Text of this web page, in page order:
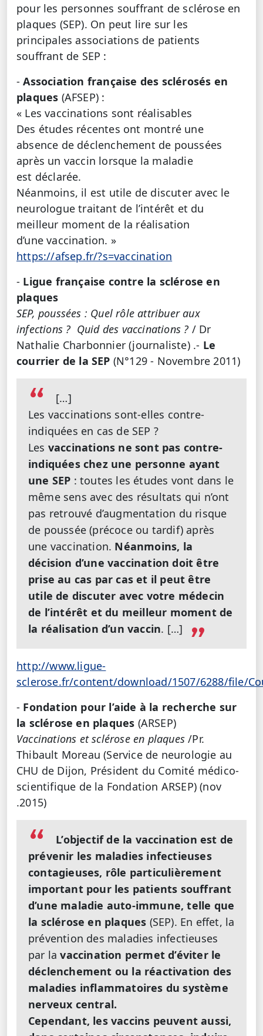
pour les personnes souffrant de sclérose en
plaques (SEP). On peut lire sur les
principales associations de patients
souffrant de SEP :
-Association française des sclérosés en
plaques (AFSEP) :
« Les vaccinations sont réalisables
Des études récentes ont montré une
absence de déclenchement de poussées
après un vaccin lorsque la maladie
est déclarée.
Néanmoins, il est utile de discuter avec le
neurologue traitant de l’intérêt et du
meilleur moment de la réalisation
d’une vaccination. »
https://afsep.fr/?s=vaccination
- Ligue française contre la sclérose en
plaques
SEP, poussées : Quel rôle attribuer aux
infections ? Quid des vaccinations ?/ Dr
Nathalie Charbonnier (journaliste) .- Le
courrier de la SEP (N°129 - Novembre 2011)
[…]
Les vaccinations sont-elles contre-
indiquées en cas de SEP ?
Les vaccinations ne sont pas contre-
indiquées chez une personne ayant
une SEP : toutes les études vont dans le
même sens avec des résultats qui n’ont
pas retrouvé d’augmentation du risque
de poussée (précoce ou tardif) après
une vaccination. Néanmoins, la
décision d’une vaccination doit être
prise au cas par cas et il peut être
utile de discuter avec votre médecin
de l’intérêt et du meilleur moment de
la réalisation d’un vaccin. […]
http://www.ligue-
sclerose.fr/content/download/1507/6288/file/
- Fondation pour l’aide à la recherche sur
la sclérose en plaques (ARSEP)
Vaccinations et sclérose en plaques /Pr.
Thibault Moreau (Service de neurologie au
CHU de Dijon, Président du Comité médico-
scientifique de la Fondation ARSEP) (nov
.2015)
L’objectif de la vaccination est de
prévenir les maladies infectieuses
contagieuses, rôle particulièrement
important pour les patients souffrant
d’une maladie auto-immune, telle que
la sclérose en plaques (SEP). En effet, la
prévention des maladies infectieuses
par lavaccination permet d’éviter le
déclenchement ou la réactivation des
maladies inflammatoires du système
nerveux central.
Cependant, les vaccins peuvent aussi,